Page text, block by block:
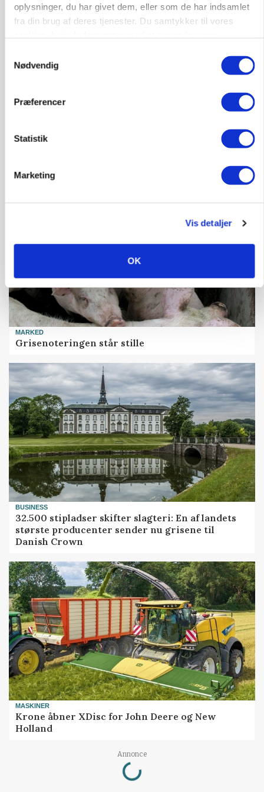
oplysninger, du har givet dem, eller som de har indsamlet
fra din brug af deres tjenester. Du samtykker til vores
Nødvendig
Præferencer
Statistik
Marketing
Vis detaljer
OK
Forserie til selvkørende skårlægger afprøves i år
MARKED
Grisenoteringen står stille
BUSINESS
32.500 stipladser skifter slagteri: En af landets
største producenter sender nu grisene til
Danish Crown
MASKINER
Krone åbner XDisc for John Deere og New
Holland
Annonce
Loading...